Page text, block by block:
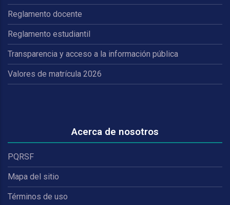
Reglamento docente
Reglamento estudiantil
Transparencia y acceso a la información pública
Valores de matrícula 2026
Acerca de nosotros
PQRSF
Mapa del sitio
Términos de uso